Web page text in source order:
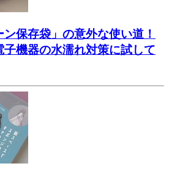
保存袋」の意外な使い道！
子機器の水濡れ対策に試して